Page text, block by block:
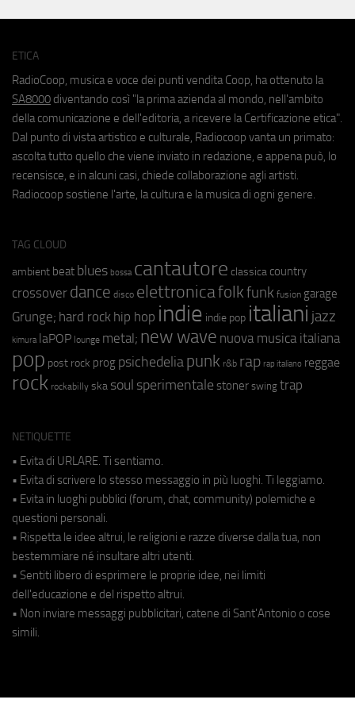
ETICA
RadioCoop, musica e voce dei punti vendita Coop, ha ottenuto la
SA8000 diventando così "la prima azienda al mondo, nell'ambito
della comunicazione e dell'editoria, a ricevere la Certificazione etica".
Dal punto di vista artistico e culturale, Radiocoop vanta un primato:
ascolta tutto quello che viene inviato in redazione, e appena può, lo
recensisce, e in alcuni casi, chiede collaborazione agli artisti.
Radiocoop sostiene l'arte, la cultura e la musica di ogni genere.
TAG CLOUD
ambient beat blues bossa cantautore classica country
crossover dance disco elettronicafolkfunk fusion garage
Grunge; hard rock hip hop indie indie pop italiani jazz
kimura laPOP lounge metal; new wave nuova musica italiana
pop post rock prog psichedeliapunk r&b rap rap italiano reggae
rock rockabilly ska soul sperimentale stoner swing trap
NETIQUETTE
• Evita di URLARE. Ti sentiamo.
• Evita di scrivere lo stesso messaggio in più luoghi. Ti leggiamo.
• Evita in luoghi pubblici (forum, chat, community) polemiche e
questioni personali.
• Rispetta le idee altrui, le religioni e razze diverse dalla tua, non
bestemmiare né insultare altri utenti.
• Sentiti libero di esprimere le proprie idee, nei limiti
dell'educazione e del rispetto altrui.
• Non inviare messaggi pubblicitari, catene di Sant'Antonio o cose
simili.